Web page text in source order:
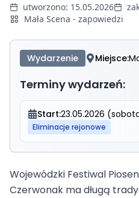
utworzono: 15.05.2026
Mała Scena - zapowiedzi
Wydarzenie Miejsce:
Terminy wydarzeń:
Start:23.05.2026
Eliminacje rejonowe
Wojewódzki Festiwal
Czerwonak ma długą